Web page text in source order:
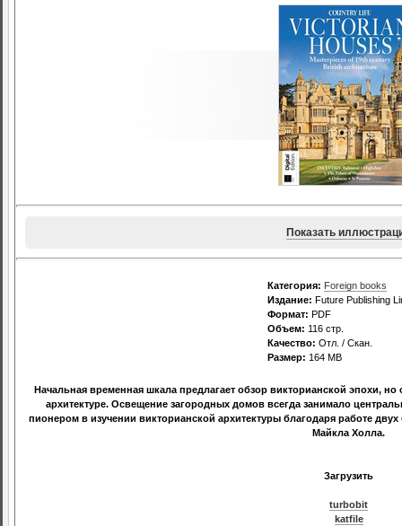
Показать
Категория: Foreign books
Издание: Future Publishing
Формат: PDF
Объем: 116 стр.
Качество: Отл. / Скан.
Размер: 164 МВ
Начальная временная шкала предлагает обзор викторианской эпохи,
архитектуре. Освещение загородных домов всегда занимало
пионером в изучении викторианской архитектуры благодаря работе
Майкла Холла.
Загрузить
turbobit
katfile